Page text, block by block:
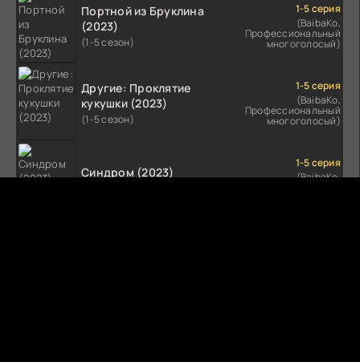
Портной из Бруклина
(2023)
(1-5 сезон)
1-5 серия
(BaibaKo,
Профессиональный
многоголосый)
Другие: Проклятие
кукушки (2023)
(1-5 сезон)
1-5 серия
(BaibaKo,
Профессиональный
многоголосый)
Синдром (2023)
1-5 серия
(BaibaKo,